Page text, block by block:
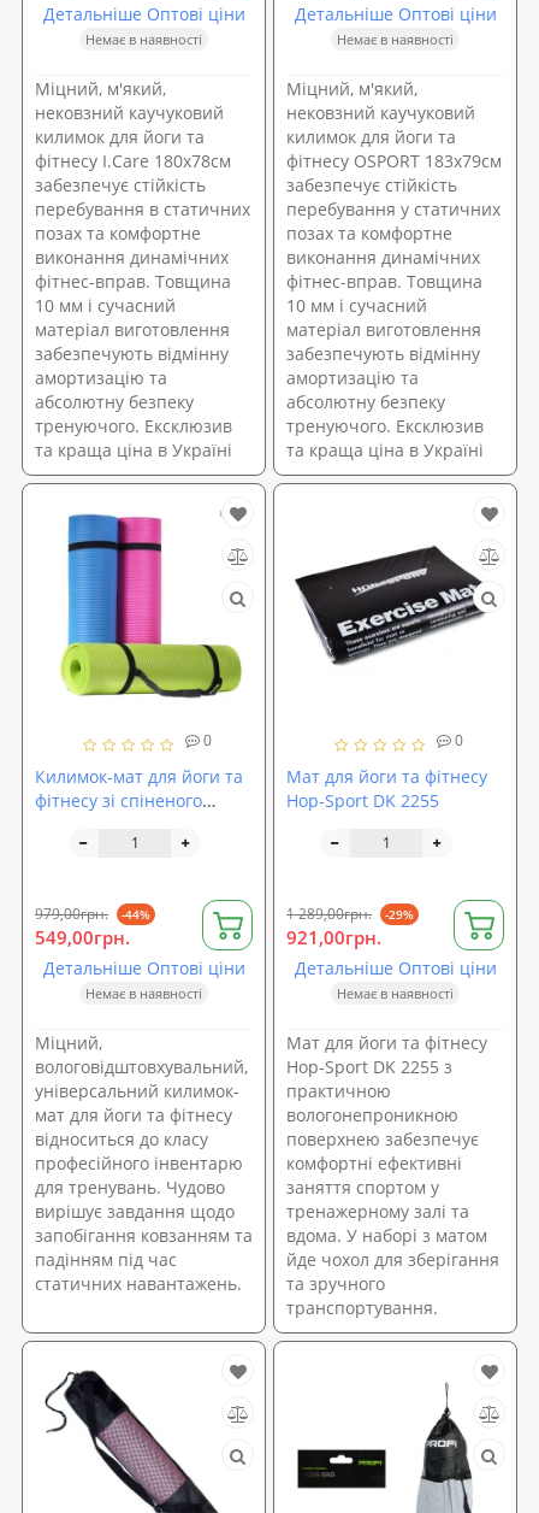
Детальніше Оптові ціни
Немає в наявності
Міцний, м'який,
нековзний каучуковий
килимок для йоги та
фітнесу I.Care 180х78см
забезпечує стійкість
перебування в статичних
позах та комфортне
виконання динамічних
фітнес-вправ. Товщина
10 мм і сучасний
матеріал виготовлення
забезпечують відмінну
амортизацію та
абсолютну безпеку
тренуючого. Ексклюзив
та краща ціна в Україні
Детальніше Оптові ціни
Немає в наявності
Міцний, м'який,
нековзний каучуковий
килимок для йоги та
фітнесу OSPORT 183х79см
забезпечує стійкість
перебування у статичних
позах та комфортне
виконання динамічних
фітнес-вправ. Товщина
10 мм і сучасний
матеріал виготовлення
забезпечують відмінну
амортизацію та
абсолютну безпеку
тренуючого. Ексклюзив
та краща ціна в Україні
0
Килимок-мат для йоги та
фітнесу зі спіненого
NBR 1,5см з ручкою (MS
979,00грн. -44%
549,00грн.
Детальніше Оптові ціни
Немає в наявності
Міцний,
вологовідштовхувальний,
універсальний килимок-
мат для йоги та фітнесу
відноситься до класу
професійного інвентарю
для тренувань. Чудово
вирішує завдання щодо
запобігання ковзанням та
падінням під час
статичних навантажень.
0
Мат для йоги та фітнесу
Hop-Sport DK 2255
1 289,00грн. -29%
921,00грн.
Детальніше Оптові ціни
Немає в наявності
Мат для йоги та фітнесу
Hop-Sport DK 2255 з
практичною
вологонепроникною
поверхнею забезпечує
комфортні ефективні
заняття спортом у
тренажерному залі та
вдома. У наборі з матом
йде чохол для зберігання
та зручного
транспортування.